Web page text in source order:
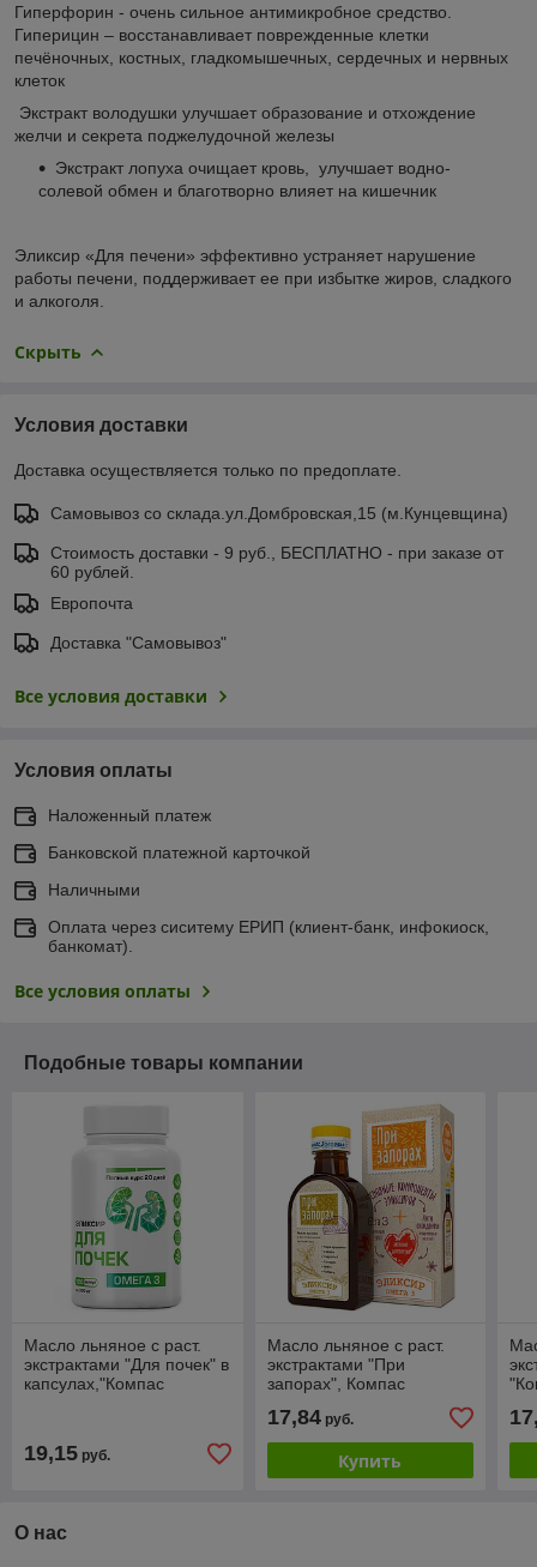
Гиперфорин - очень сильное антимикробное средство.
Гиперицин – восстанавливает поврежденные клетки
печёночных, костных, гладкомышечных, сердечных и нервных
клеток
Экстракт володушки улучшает образование и отхождение
желчи и секрета поджелудочной железы
Экстракт лопуха очищает кровь, улучшает водно-
солевой обмен и благотворно влияет на кишечник
Эликсир «Для печени» эффективно устраняет нарушение
работы печени, поддерживает ее при избытке жиров, сладкого
и алкоголя.
Скрыть
Условия доставки
Доставка осуществляется только по предоплате.
Самовывоз со склада.ул.Домбровская,15 (м.Кунцевщина)
Стоимость доставки - 9 руб., БЕСПЛАТНО - при заказе от
60 рублей.
Европочта
Доставка "Самовывоз"
Все условия доставки
Условия оплаты
Наложенный платеж
Банковской платежной карточкой
Наличными
Оплата через сиситему ЕРИП (клиент-банк, инфокиоск,
банкомат).
Все условия оплаты
Подобные товары компании
Масло льняное с раст.
экстрактами "Для почек" в
капсулах,"Компас
19,15 руб.
Масло льняное с раст.
экстрактами "При
запорах", Компас
17,84руб.
Купить
О нас